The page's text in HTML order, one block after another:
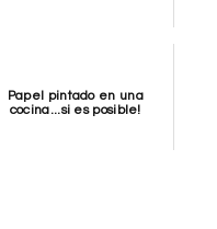
Papel pintado en una
cocina...si es posible!